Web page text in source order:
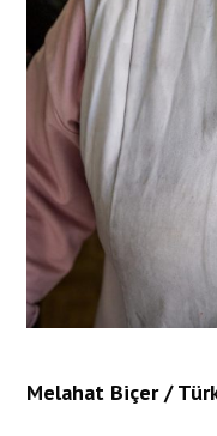
Melahat Biçer /